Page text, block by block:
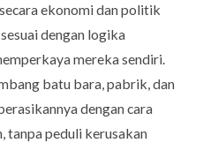
ekonomi dan politik
dengan logika
mereka sendiri.
batu bara, pabrik, dan
dengan cara
tanpa peduli kerusakan